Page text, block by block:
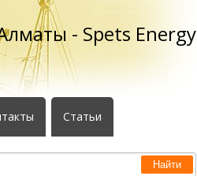
- Spets Energy
Статьи
Найти